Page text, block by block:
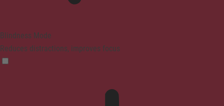
Blindness Mode
Reduces distractions, improves focus